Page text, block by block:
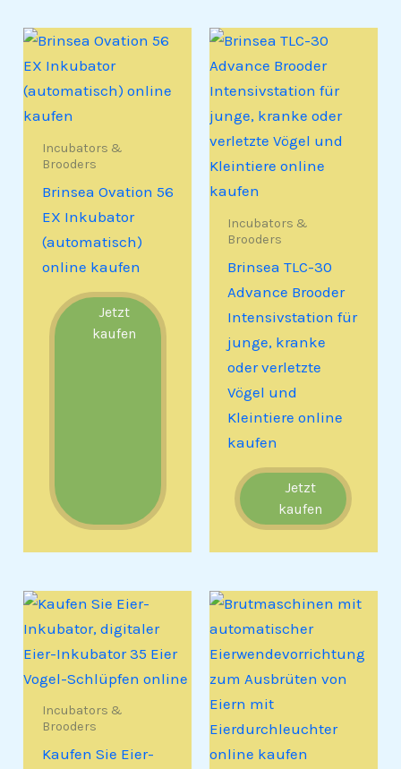
Incubators &
Brooders
Brinsea Ovation 56
EX Inkubator
(automatisch)
online kaufen
Jetzt
kaufen
Incubators &
Brooders
Brinsea TLC-30
Advance Brooder
Intensivstation für
junge, kranke
oder verletzte
Vögel und
Kleintiere online
kaufen
Jetzt
kaufen
Incubators &
Brooders
Kaufen Sie Eier-